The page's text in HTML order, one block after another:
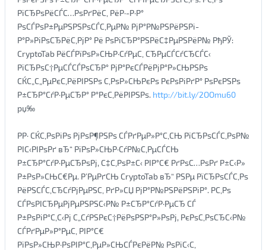
РїСЂРѕРёСЃС…РѕРґРёС‚ РёР·-Р·Р°
РѕСЃРѕР±РµРЅРЅРѕСЃС‚РµР№ РјР°Р№РЅРёРЅРі-
Р°Р»РіРѕСЂРёС‚РјР° Рё РѕРіСЂР°РЅРёС‡РµРЅРёР№ РћРЎ:
CryptoTab РёСЃРїРѕР»СЊР·СѓРµС‚ СЂРµСЃСѓСЂСЃС‹
РїСЂРѕС†РµСЃСЃРѕСЂР° РјР°РєСЃРёРјР°Р»СЊРЅРѕ
СЌС„С„РµРєС‚РёРІРЅРѕ С‚РѕР»СЊРєРѕ РєРѕРіРґР° РѕРєРЅРѕ
Р±СЂР°СѓР·РµСЂР° Р°РєС‚РёРІРЅРѕ. http://bit.ly/2OOmu60
рџ‰
РР· СЌС‚РѕРіРѕ РјРѕР¶РЅРѕ СЃРґРµР»Р°С‚СЊ РїСЂРѕСЃС‚РѕР№
РІС‹РІРѕРґ вЂ“ РїРѕР»СЊР·СѓР№С‚РµСЃСЊ
Р±СЂР°СѓР·РµСЂРѕРј, С‡С‚РѕР±С‹ РІР°С€ РґРѕС…РѕРґ Р±С‹Р»
Р±РѕР»СЊС€Рµ. Р’РµРґСЊ CryptoTab вЂ“ РЅРµ РїСЂРѕСЃС‚Рѕ
РёРЅСЃС‚СЂСѓРјРµРЅС‚ РґР»СЏ РјР°Р№РЅРёРЅРіР°. Р­С‚Рѕ
СЃРѕРІСЂРµРјРµРЅРЅС‹Р№ Р±СЂР°СѓР·РµСЂ СЃ
Р±РѕРіР°С‚С‹Рј С„СѓРЅРєС†РёРѕРЅР°Р»РѕРј, РєРѕС‚РѕСЂС‹Р№
СЃРґРµР»Р°РµС‚ РІР°С€
РїРѕР»СЊР·РѕРІР°С‚РµР»СЊСЃРєРёР№ РѕРїС‹С‚